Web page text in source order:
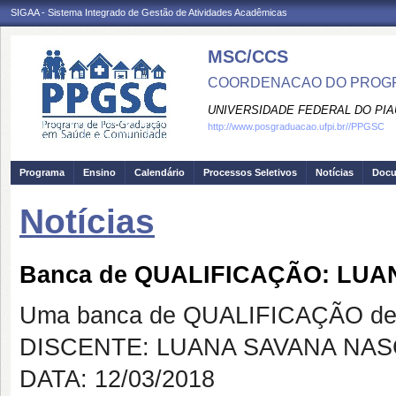
SIGAA - Sistema Integrado de Gestão de Atividades Acadêmicas
MSC/CCS
COORDENACAO DO
UNIVERSIDADE FEDERAL DO
http://www.posgraduacao.ufpi.br//PPGSC
Programa Ensino Calendário Processos Seletivos Notícias
Notícias
Banca de QUALIFICAÇÃO:
Uma banca de QUALIFICAÇÃO
DISCENTE: LUANA SAVANA
DATA: 12/03/2018